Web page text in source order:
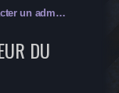
Contacter un administrateur du forum
DU